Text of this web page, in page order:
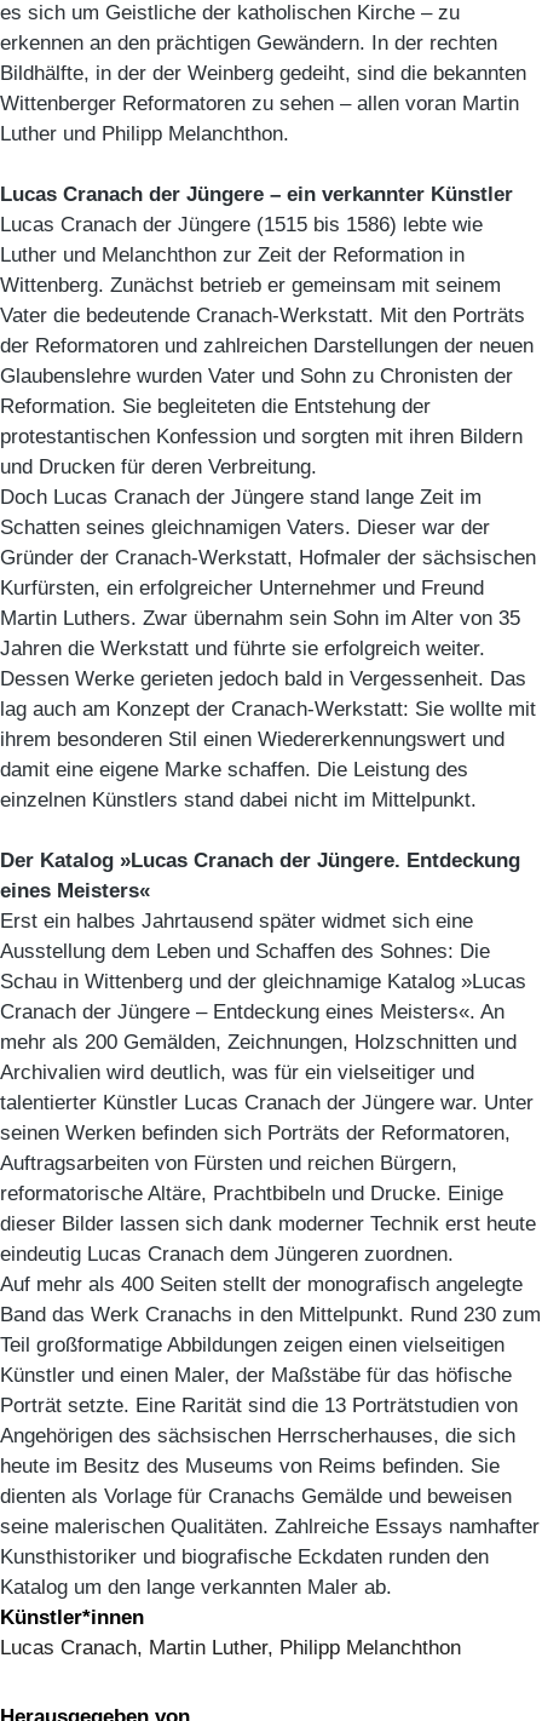
es sich um Geistliche der katholischen Kirche – zu
erkennen an den prächtigen Gewändern. In der rechten
Bildhälfte, in der der Weinberg gedeiht, sind die bekannten
Wittenberger Reformatoren zu sehen – allen voran Martin
Luther und Philipp Melanchthon.
Lucas Cranach der Jüngere – ein verkannter Künstler
Lucas Cranach der Jüngere (1515 bis 1586) lebte wie
Luther und Melanchthon zur Zeit der Reformation in
Wittenberg. Zunächst betrieb er gemeinsam mit seinem
Vater die bedeutende Cranach-Werkstatt. Mit den Porträts
der Reformatoren und zahlreichen Darstellungen der neuen
Glaubenslehre wurden Vater und Sohn zu Chronisten der
Reformation. Sie begleiteten die Entstehung der
protestantischen Konfession und sorgten mit ihren Bildern
und Drucken für deren Verbreitung.
Doch Lucas Cranach der Jüngere stand lange Zeit im
Schatten seines gleichnamigen Vaters. Dieser war der
Gründer der Cranach-Werkstatt, Hofmaler der sächsischen
Kurfürsten, ein erfolgreicher Unternehmer und Freund
Martin Luthers. Zwar übernahm sein Sohn im Alter von 35
Jahren die Werkstatt und führte sie erfolgreich weiter.
Dessen Werke gerieten jedoch bald in Vergessenheit. Das
lag auch am Konzept der Cranach-Werkstatt: Sie wollte mit
ihrem besonderen Stil einen Wiedererkennungswert und
damit eine eigene Marke schaffen. Die Leistung des
einzelnen Künstlers stand dabei nicht im Mittelpunkt.
Der Katalog »Lucas Cranach der Jüngere. Entdeckung
eines Meisters«
Erst ein halbes Jahrtausend später widmet sich eine
Ausstellung dem Leben und Schaffen des Sohnes: Die
Schau in Wittenberg und der gleichnamige Katalog »Lucas
Cranach der Jüngere – Entdeckung eines Meisters«. An
mehr als 200 Gemälden, Zeichnungen, Holzschnitten und
Archivalien wird deutlich, was für ein vielseitiger und
talentierter Künstler Lucas Cranach der Jüngere war. Unter
seinen Werken befinden sich Porträts der Reformatoren,
Auftragsarbeiten von Fürsten und reichen Bürgern,
reformatorische Altäre, Prachtbibeln und Drucke. Einige
dieser Bilder lassen sich dank moderner Technik erst heute
eindeutig Lucas Cranach dem Jüngeren zuordnen.
Auf mehr als 400 Seiten stellt der monografisch angelegte
Band das Werk Cranachs in den Mittelpunkt. Rund 230 zum
Teil großformatige Abbildungen zeigen einen vielseitigen
Künstler und einen Maler, der Maßstäbe für das höfische
Porträt setzte. Eine Rarität sind die 13 Porträtstudien von
Angehörigen des sächsischen Herrscherhauses, die sich
heute im Besitz des Museums von Reims befinden. Sie
dienten als Vorlage für Cranachs Gemälde und beweisen
seine malerischen Qualitäten. Zahlreiche Essays namhafter
Kunsthistoriker und biografische Eckdaten runden den
Katalog um den lange verkannten Maler ab.
Künstler*innen
Lucas Cranach, Martin Luther, Philipp Melanchthon